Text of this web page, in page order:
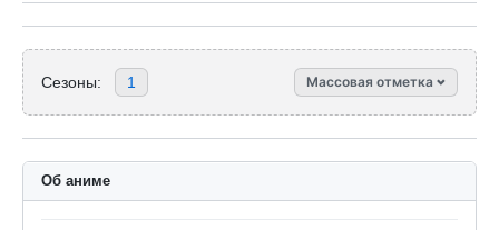
Сезоны: 1 Массовая отметка
Об аниме